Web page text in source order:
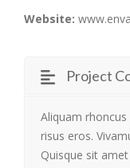
Website:
Project
Aliquam
risus eros.
Quisque sit